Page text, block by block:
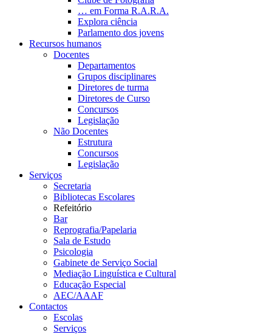
… em Forma R.A.R.A.
Explora ciência
Parlamento dos jovens
Recursos humanos
Docentes
Departamentos
Grupos disciplinares
Diretores de turma
Diretores de Curso
Concursos
Legislação
Não Docentes
Estrutura
Concursos
Legislação
Serviços
Secretaria
Bibliotecas Escolares
Refeitório
Bar
Reprografia/Papelaria
Sala de Estudo
Psicologia
Gabinete de Serviço Social
Mediação Linguística e Cultural
Educação Especial
AEC/AAAF
Contactos
Escolas
Serviços